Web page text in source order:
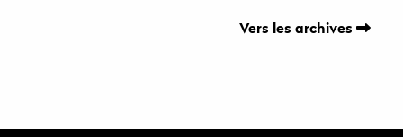
Vers les archives